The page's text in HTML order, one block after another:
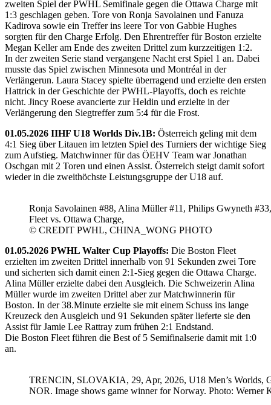
zweiten Spiel der PWHL Semifinale gegen die Ottawa Charge mit
1:3 geschlagen geben. Tore von Ronja Savolainen und Fanuza
Kadirova sowie ein Treffer ins leere Tor von Gabbie Hughes
sorgten für den Charge Erfolg. Den Ehrentreffer für Boston erzielte
Megan Keller am Ende des zweiten Drittel zum kurzzeitigen 1:2.
In der zweiten Serie stand vergangene Nacht erst Spiel 1 an. Dabei
musste das Spiel zwischen Minnesota und Montréal in der
Verlängerun. Laura Stacey spielte überragend und erzielte den ersten
Hattrick in der Geschichte der PWHL-Playoffs, doch es reichte
nicht. Jincy Roese avancierte zur Heldin und erzielte in der
Verlängerung den Siegtreffer zum 5:4 für die Frost.
01.05.2026 IIHF U18 Worlds Div.1B: Österreich geling mit dem
4:1 Sieg über Litauen im letzten Spiel des Turniers der wichtige Sieg
zum Aufstieg. Matchwinner für das ÖEHV Team war Jonathan
Oschgan mit 2 Toren und einen Assist. Österreich steigt damit sofort
wieder in die zweithöchste Leistungsgruppe der U18 auf.
Ronja Savolainen #88, Alina Müller #11, Philips Gwyneth
Fleet vs. Ottawa Charge,
© CREDIT PWHL, CHINA_WONG PHOTO
01.05.2026 PWHL Walter Cup Playoffs: Die Boston Fleet
erzielten im zweiten Drittel innerhalb von 91 Sekunden zwei Tore
und sicherten sich damit einen 2:1-Sieg gegen die Ottawa Charge.
Alina Müller erzielte dabei den Ausgleich. Die Schweizerin Alina
Müller wurde im zweiten Drittel aber zur Matchwinnerin für
Boston. In der 38.Minute erzielte sie mit einem Schuss ins lange
Kreuzeck den Ausgleich und 91 Sekunden später lieferte sie den
Assist für Jamie Lee Rattray zum frühen 2:1 Endstand.
Die Boston Fleet führen die Best of 5 Semifinalserie damit mit 1:0
an.
TRENCIN, SLOVAKIA, 29, Apr, 2026, U18 Men’s Worlds,
NOR. Image shows game winner for Norway. Photo: Werner